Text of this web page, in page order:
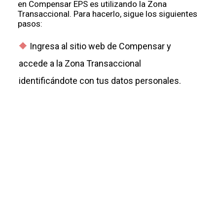
en Compensar EPS es utilizando la Zona
Transaccional. Para hacerlo, sigue los siguientes
pasos:
Ingresa al sitio web de Compensar y
accede a la Zona Transaccional
identificándote con tus datos personales.